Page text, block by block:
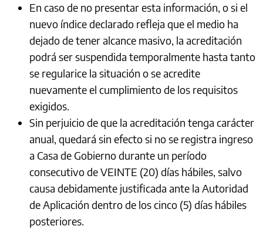
En caso de no presentar esta información, o si el
nuevo índice declarado refleja que el medio ha
dejado de tener alcance masivo, la acreditación
podrá ser suspendida temporalmente hasta tanto
se regularice la situación o se acredite
nuevamente el cumplimiento de los requisitos
exigidos.
Sin perjuicio de que la acreditación tenga carácter
anual, quedará sin efecto si no se registra ingreso
a Casa de Gobierno durante un período
consecutivo de VEINTE (20) días hábiles, salvo
causa debidamente justificada ante la Autoridad
de Aplicación dentro de los cinco (5) días hábiles
posteriores.